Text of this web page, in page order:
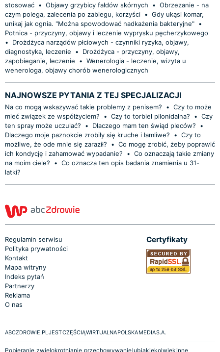
stosować • Objawy grzybicy fałdów skórnych • Obrzezanie - na
czym polega, zalecenia po zabiegu, korzyści • Gdy ukąsi komar,
unikaj jak ognia. "Można spowodować nadkażenia bakteryjne" •
Potnica - przyczyny, objawy i leczenie wyprysku pęcherzykowego
•
Drożdżyca narządów płciowych - czynniki ryzyka, objawy,
diagnostyka, leczenie
•
Drożdżyca - przyczyny, objawy,
zapobieganie, leczenie
• Wenerologia - leczenie, wizyta u
wenerologa, objawy chorób wenerologicznych
NAJNOWSZE PYTANIA Z TEJ SPECJALIZACJI
Na co mogą wskazywać takie problemy z penisem? • Czy to może
mieć związek ze współżyciem?
• Czy to torbiel pilonidalna? • Czy
ten spray może uczulać?
• Dlaczego mam ten świąd pleców?
•
Dlaczego moje paznokcie zrobiły się kruche i łamliwe?
• Czy to
możliwe, że ode mnie się zaraził?
• Co mogę zrobić, żeby poprawić
ich kondycję i zahamować wypadanie?
• Co oznaczają takie zmiany
na moim ciele?
• Co oznacza ten opis badania znamienia u 31-
latki?
Regulamin serwisu
Polityka prywatności
Kontakt
Mapa witryny
Indeks pytań
Partnerzy
Reklama
O nas
Certyfikaty
ABCZDROWIE.PL JEST CZĘŚCIĄ WIRTUALNA POLSKA MEDIA S.A.
Pobieranie, zwielokrotnianie, przechowywanie lub jakiekolwiek inne